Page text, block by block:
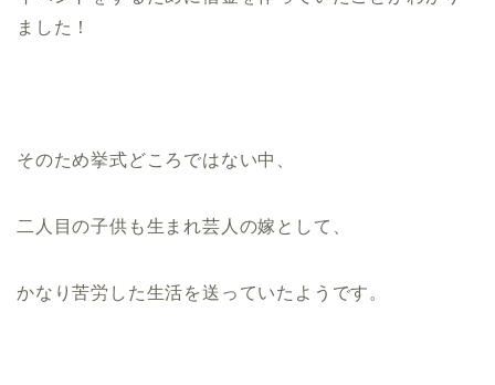
ました！
そのため挙式どころではない中、
二人目の子供も生まれ芸人の嫁として、
かなり苦労した生活を送っていたようです。